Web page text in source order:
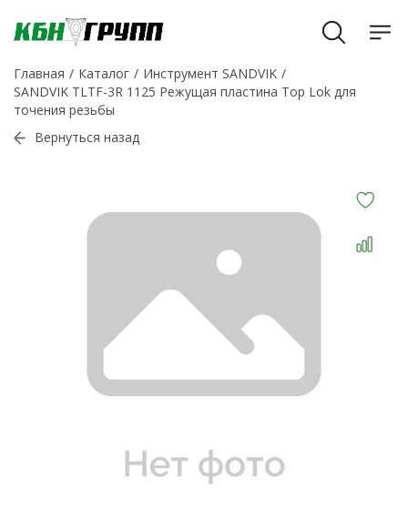
Главная Каталог
Инструмент SANDVIK
SANDVIK TLTF-3R 1125 Режущая пластина Top Lok для
точения резьбы
Вернуться назад